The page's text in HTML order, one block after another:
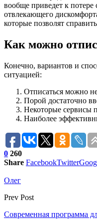
вообще приведет к потере
отвлекающего
которые позволят
Как можно
Конечно, вариантов и
ситуацией:
Отписаться можно
Порой достаточно
Некоторые сервисы
Наиболее
0 260
Share FacebookTwitter
Олег
Prev Post
Современная программа